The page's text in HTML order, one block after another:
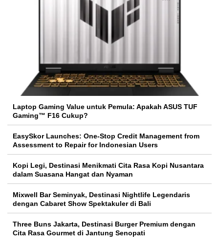
Laptop Gaming Value untuk Pemula: Apakah ASUS TUF
Gaming™ F16 Cukup?
EasySkor Launches: One-Stop Credit Management from
Assessment to Repair for Indonesian Users
Kopi Legi, Destinasi Menikmati Cita Rasa Kopi Nusantara
dalam Suasana Hangat dan Nyaman
Mixwell Bar Seminyak, Destinasi Nightlife Legendaris
dengan Cabaret Show Spektakuler di Bali
Three Buns Jakarta, Destinasi Burger Premium dengan
Cita Rasa Gourmet di Jantung Senopati